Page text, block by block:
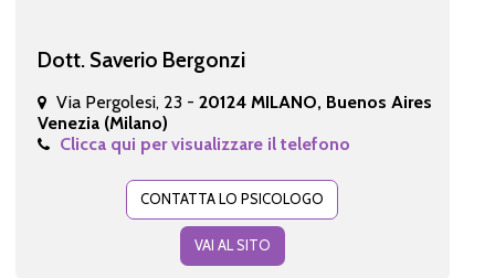
Dott. Saverio Bergonzi
Via Pergolesi, 23 - 20124 MILANO, Buenos Aires
Venezia (Milano)
Clicca qui per visualizzare il telefono
CONTATTA LO PSICOLOGO
VAI AL SITO